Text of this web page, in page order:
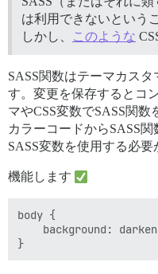
は利用できないという
しかし、
このような
SASS関数はテーマカス
す。変更を保存するとコ
マやCSS変数でSASS関数
カラーコードからSASS
SASS変数を使用する必要
機能します
body {
background: